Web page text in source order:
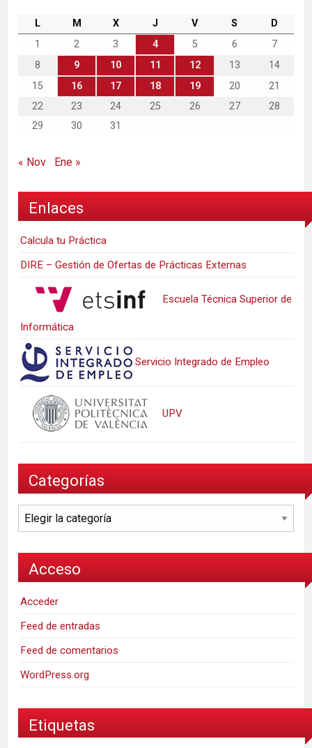
L M X J V S
D
1
2 3 4 5 6
7
8
9 10 11 12 13
14
15
16 17 18 19 20
21
22
23 24 25 26 27
28
29
30 31
« Nov Ene »
Enlaces
Calcula tu Práctica
DIRE – Gestión de Ofertas de Prácticas Externas
Escuela Técnica Superior de
Informática
Servicio Integrado de Empleo
UPV
Categorías
Categorías
Acceso
Acceder
Feed de entradas
Feed de comentarios
WordPress.org
Etiquetas